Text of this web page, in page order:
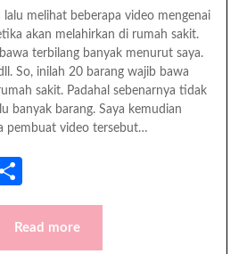
melihat beberapa video mengenai
akan melahirkan di rumah sakit.
terbilang banyak menurut saya.
So, inilah 20 barang wajib bawa
sakit. Padahal sebenarnya tidak
banyak barang. Saya kemudian
pembuat video tersebut…
Email
Read more